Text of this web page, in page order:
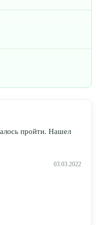
пройти. Нашел
03.03.2022